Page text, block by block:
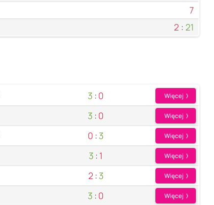
7
2 : 21
3 : 0 Więcej
3 : 0 Więcej
0 : 3 Więcej
3 : 1 Więcej
2 : 3 Więcej
3 : 0 Więcej